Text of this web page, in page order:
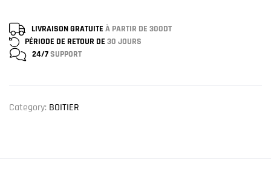
LIVRAISON GRATUITE À PARTIR DE 300DT
PÉRIODE DE RETOUR DE 30 JOURS
24/7SUPPORT
Category: BOITIER